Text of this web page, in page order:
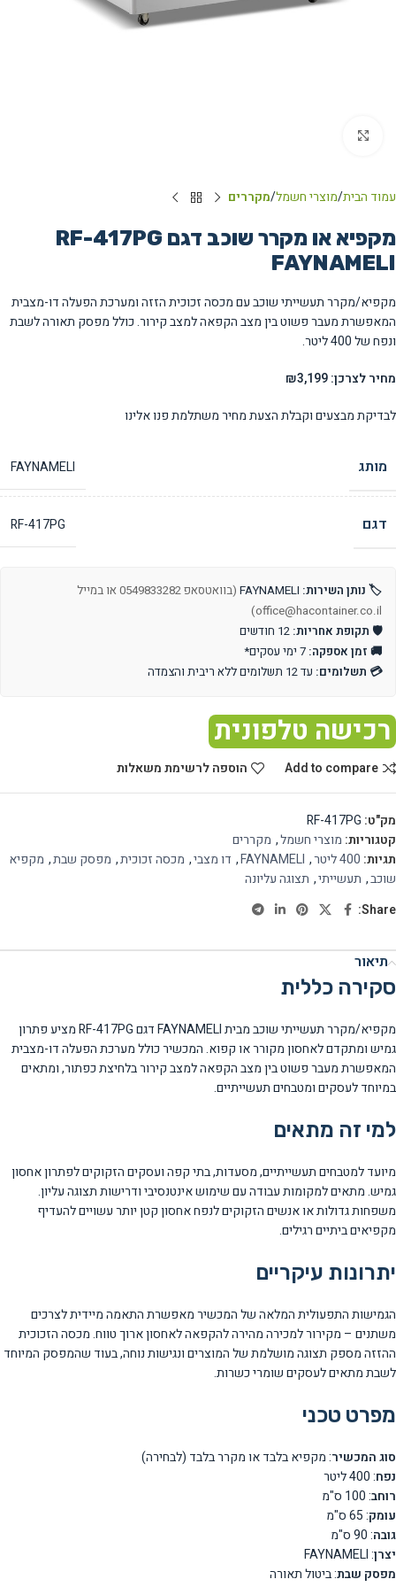
עמוד הבית מוצרי חשמל מקררים
מקפיא או מקרר שוכב דגם RF-417PG
FAYNAMELI
מקפיא/מקרר תעשייתי שוכב עם מכסה זכוכית הזזה ומערכת הפעלה דו-מצבית
המאפשרת מעבר פשוט בין מצב הקפאה למצב קירור. כולל מפסק תאורה לשבת
ונפח של 400 ליטר.
מחיר לצרכן: ₪3,199
לבדיקת מבצעים וקבלת הצעת מחיר משתלמת פנו אלינו
מותג FAYNAMELI
דגם RF-417PG
🏷️ נותן השירות:
(בוואטסאפ 0549833282 או במייל
office@hacontainer.co.il)
🛡️ תקופת אחריות:
🚚 זמן אספקה:
💳 תשלומים: עד 12 תשלומים ללא ריבית והצמדה
רכישה טלפונית
Add to compare הוספה לרשימת משאלות
מק"ט: RF-417PG
קטגוריות: מוצרי חשמל, מקררים
תגיות: 400 ליטר ,
FAYNAMELI
, דו מצבי, מכסה זכוכית, מפסק שבת, מקפיא
שוכב, תעשייתי, תצוגה עליונה
Share:
תיאור
סקירה כללית
מקפיא/מקרר תעשייתי שוכב מבית FAYNAMELI דגם RF-417PG מציע פתרון
גמיש ומתקדם לאחסון מקורר או קפוא. המכשיר כולל מערכת הפעלה דו-מצבית
המאפשרת מעבר פשוט בין מצב הקפאה למצב קירור בלחיצת כפתור, ומתאים
במיוחד לעסקים ומטבחים תעשייתיים.
למי זה מתאים
מיועד למטבחים תעשייתיים, מסעדות, בתי קפה ועסקים הזקוקים לפתרון אחסון
גמיש. מתאים למקומות עבודה עם שימוש אינטנסיבי ודרישות תצוגה עליון.
משפחות גדולות או אנשים הזקוקים לנפח אחסון קטן יותר עשויים להעדיף
מקפיאים ביתיים רגילים.
יתרונות עיקריים
הגמישות התפעולית המלאה של המכשיר מאפשרת התאמה מיידית לצרכים
משתנים – מקירור למכירה מהירה להקפאה לאחסון ארוך טווח. מכסה הזכוכית
ההזזה מספק תצוגה מושלמת של המוצרים ונגישות נוחה, בעוד שהמפסק המיוחד
לשבת מתאים לעסקים שומרי כשרות.
מפרט טכני
סוג המכשיר: מקפיא בלבד או מקרר בלבד (לבחירה)
נפח: 400 ליטר
רוחב: 100 ס"מ
עומק: 65 ס"מ
גובה: 90 ס"מ
יצרן: FAYNAMELI
מפסק שבת: ביטול תאורה